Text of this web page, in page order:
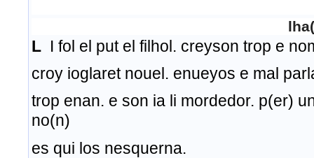
L I fol el put el filhol. creyson trop e
croy ioglaret nouel. enueyos e mal
trop enan. e son ia li mordedor. p(er)
no(n)
es qui los nesquerna.